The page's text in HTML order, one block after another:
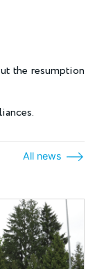
the resumption
All news